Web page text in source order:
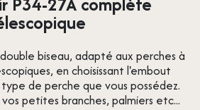
biseau, adapté aux perches à
en choisissant l'embout
de perche que vous possédez.
petites branches, palmiers etc...